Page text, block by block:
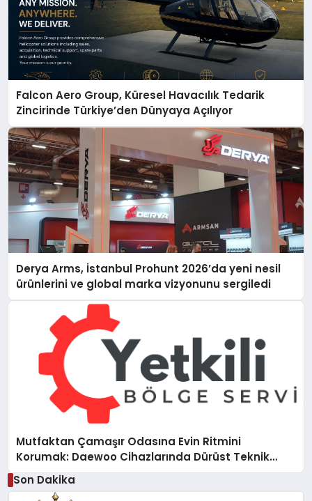
Falcon Aero Group, Küresel Havacılık Tedarik
Zincirinde Türkiye’den Dünyaya Açılıyor
Derya Arms, İstanbul Prohunt 2026’da yeni nesil
ürünlerini ve global marka vizyonunu sergiledi
Mutfaktan Çamaşır Odasına Evin Ritmini
Korumak: Daewoo Cihazlarında Dürüst Teknik
Destek Deneyimi
Son Dakika